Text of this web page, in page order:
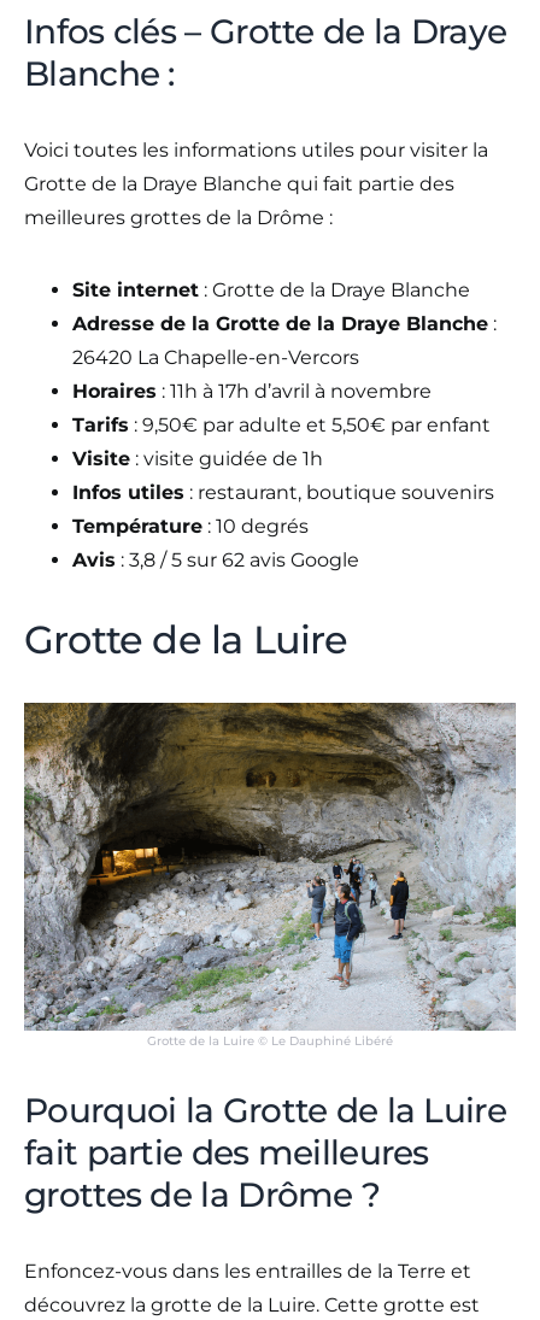
Infos clés – Grotte de la Draye
Blanche :
Voici toutes les informations utiles pour visiter la
Grotte de la Draye Blanche qui fait partie des
meilleures grottes de la Drôme :
Site internet : Grotte de la Draye Blanche
Adresse de la Grotte de la Draye Blanche :
26420 La Chapelle-en-Vercors
Horaires : 11h à 17h d’avril à novembre
Tarifs : 9,50€ par adulte et 5,50€ par enfant
Visite : visite guidée de 1h
Infos utiles : restaurant, boutique souvenirs
Température : 10 degrés
Avis : 3,8 / 5 sur 62 avis Google
Grotte de la Luire
Grotte de la Luire © Le Dauphiné Libéré
Pourquoi la Grotte de la Luire
fait partie des meilleures
grottes de la Drôme ?
Enfoncez-vous dans les entrailles de la Terre et
découvrez la grotte de la Luire. Cette grotte est